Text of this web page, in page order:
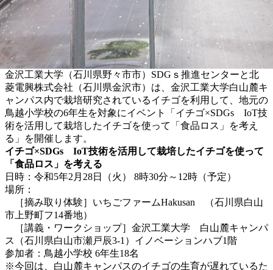
金沢工業大学（石川県野々市市）SDGｓ推進センターと北
菱電興株式会社（石川県金沢市）は、金沢工業大学白山麓キ
ャンパス内で栽培研究されているイチゴを利用して、地元の
鳥越小学校の6年生を対象にイベント「イチゴ×SDGs IoT技
術を活用して栽培したイチゴを使って「食品ロス」を考え
る」を開催します。
イチゴ×SDGs IoT技術を活用して栽培したイチゴを使って
「食品ロス」を考える
日時：令和5年2月28日（火） 8時30分～12時（予定）
場所：
［摘み取り体験］いちごファームHakusan （石川県白山
市上野町フ14番地）
［講義・ワークショップ］金沢工業大学 白山麓キャンパ
ス（石川県白山市瀬戸辰3-1）イノベーションハブ1階
参加者：鳥越小学校 6年生18名
※今回は、白山麓キャンパスのイチゴの生育が遅れているた